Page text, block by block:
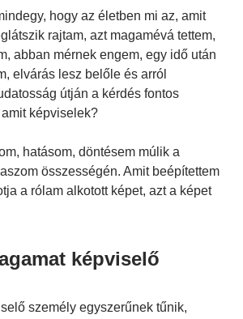
hogy az életben mi az, amit
rajtam, azt magamévá tettem,
abban mérnek engem, egy idő után
elvárás lesz belőle és arról
útján a kérdés fontos
képviselek?
hatásom, döntésem múlik a
összességén. Amit beépítettem
a rólam alkotott képet, azt a képet
képviselő
személy egyszerűnek tűnik,